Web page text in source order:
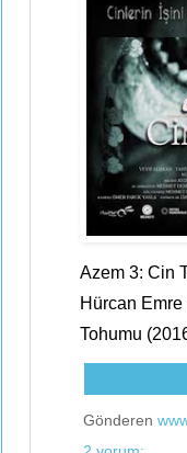
Azem 3: Cin
Hürcan Emre
Tohumu
Gönderen